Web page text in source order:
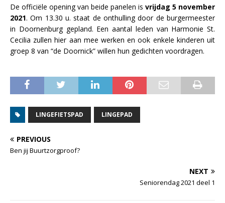
De officiële opening van beide panelen is vrijdag 5 november
2021. Om 13.30 u. staat de onthulling door de burgermeester
in Doornenburg gepland. Een aantal leden van Harmonie St.
Cecilia zullen hier aan mee werken en ook enkele kinderen uit
groep 8 van “de Doornick” willen hun gedichten voordragen.
LINGEFIETSPAD LINGEPAD
PREVIOUS
Ben jij Buurtzorgproof?
NEXT
Seniorendag 2021 deel 1